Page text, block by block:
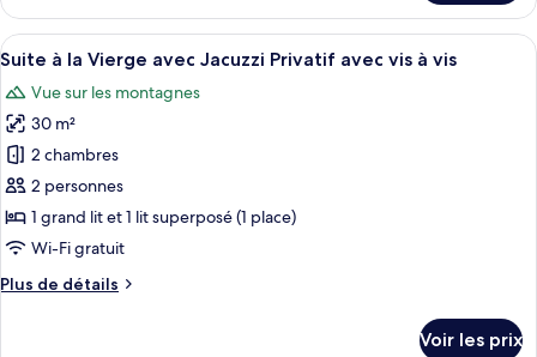
avec
Jacuzzi
Privatif
avec
vis
à
vis
le
type
de
Suite
Jorasses
avec
Jacuzzi
Privatif
avec
vis
à
Afficher
toutes
les
photos
pour
ce
type
de
chambre :
Suite
Une chambre à coucher en bois,
3
Suite à la Vierge avec Jacuzzi Privatif avec vis à vis
Vue sur les montagnes
30 m²
2 chambres
2 personnes
1 grand lit et 1 lit superposé (1 place)
Wi-Fi gratuit
Plus de détails
Plus
Voir les prix